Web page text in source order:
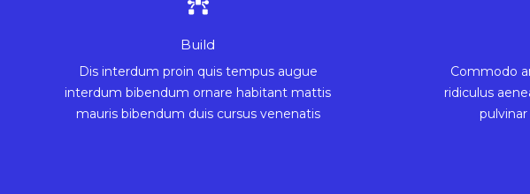
Build
Dis interdum proin quis tempus augue
interdum bibendum ornare habitant mattis
mauris bibendum duis cursus venenatis
Commodo
ridiculus